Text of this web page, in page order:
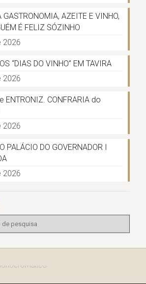
GASTRONOMIA, AZEITE E VINHO,
É FELIZ SÓZINHO
2026
“DIAS DO VINHO” EM TAVIRA
2026
ENTRONIZ. CONFRARIA do
2026
PALÁCIO DO GOVERNADOR I
2026